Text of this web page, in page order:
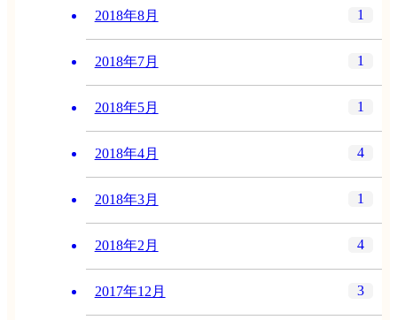
2018年8月 1
2018年7月 1
2018年5月 1
2018年4月 4
2018年3月 1
2018年2月 4
2017年12月 3